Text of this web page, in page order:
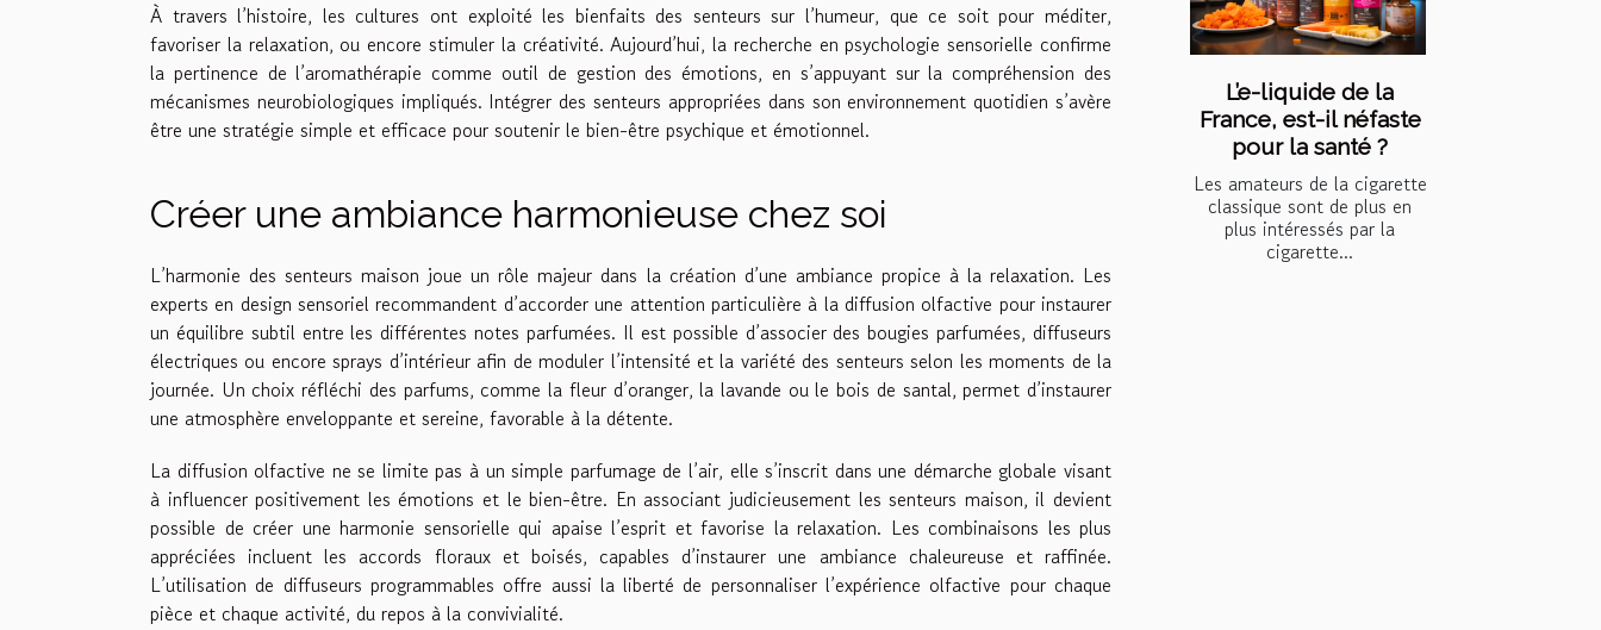
À travers l’histoire, les cultures ont exploité les bienfaits des senteurs sur l’humeur, que ce soit pour méditer,
favoriser la relaxation, ou encore stimuler la créativité. Aujourd’hui, la recherche en psychologie sensorielle confirme
la pertinence de l’aromathérapie comme outil de gestion des émotions, en s’appuyant sur la compréhension des
mécanismes neurobiologiques impliqués. Intégrer des senteurs appropriées dans son environnement quotidien s’avère
être une stratégie simple et efficace pour soutenir le bien-être psychique et émotionnel.
Créer une ambiance harmonieuse chez soi
L’harmonie des senteurs maison joue un rôle majeur dans la création d’une ambiance propice à la relaxation. Les
experts en design sensoriel recommandent d’accorder une attention particulière à la diffusion olfactive pour instaurer
un équilibre subtil entre les différentes notes parfumées. Il est possible d’associer des bougies parfumées, diffuseurs
électriques ou encore sprays d’intérieur afin de moduler l’intensité et la variété des senteurs selon les moments de la
journée. Un choix réfléchi des parfums, comme la fleur d’oranger, la lavande ou le bois de santal, permet d’instaurer
une atmosphère enveloppante et sereine, favorable à la détente.
La diffusion olfactive ne se limite pas à un simple parfumage de l’air, elle s’inscrit dans une démarche globale visant
à influencer positivement les émotions et le bien-être. En associant judicieusement les senteurs maison, il devient
possible de créer une harmonie sensorielle qui apaise l’esprit et favorise la relaxation. Les combinaisons les plus
appréciées incluent les accords floraux et boisés, capables d’instaurer une ambiance chaleureuse et raffinée.
L’utilisation de diffuseurs programmables offre aussi la liberté de personnaliser l’expérience olfactive pour chaque
pièce et chaque activité, du repos à la convivialité.
L’e-liquide de la
France, est-il néfaste
pour la santé ?
Les amateurs de la cigarette
classique sont de plus en
plus intéressés par la
cigarette...